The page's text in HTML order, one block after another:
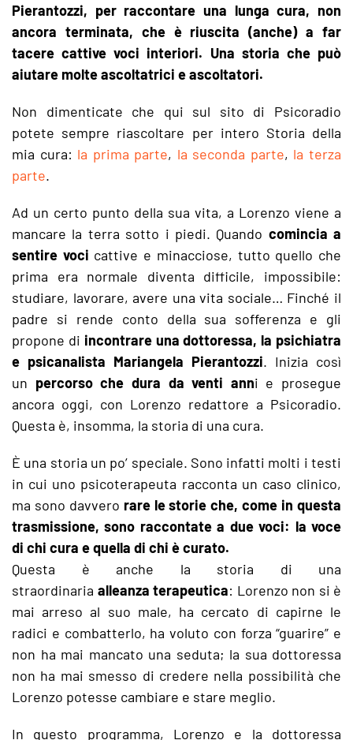
Pierantozzi, per raccontare una lunga cura, non
ancora terminata, che è riuscita (anche) a far
tacere cattive voci interiori. Una storia che può
aiutare molte ascoltatrici e ascoltatori.
Non dimenticate che qui sul sito di Psicoradio
potete sempre riascoltare per intero Storia della
mia cura: la prima parte, la seconda parte, la terza
parte.
Ad un certo punto della sua vita, a Lorenzo viene a
mancare la terra sotto i piedi. Quando comincia a
sentire voci cattive e minacciose, tutto quello che
prima era normale diventa difficile, impossibile:
studiare, lavorare, avere una vita sociale… Finché il
padre si rende conto della sua sofferenza e gli
propone di incontrare una dottoressa, la psichiatra
e psicanalista Mariangela Pierantozzi. Inizia così
un percorso che dura da venti anni e prosegue
ancora oggi, con Lorenzo redattore a Psicoradio.
Questa è, insomma, la storia di una cura.
È una storia un po’ speciale. Sono infatti molti i testi
in cui uno psicoterapeuta racconta un caso clinico,
ma sono davvero rare le storie che, come in questa
trasmissione, sono raccontate a due voci: la voce
di chi cura e quella di chi è curato.
Questa è anche la storia di una
straordinaria alleanza terapeutica: Lorenzo non si è
mai arreso al suo male, ha cercato di capirne le
radici e combatterlo, ha voluto con forza “guarire” e
non ha mai mancato una seduta; la sua dottoressa
non ha mai smesso di credere nella possibilità che
Lorenzo potesse cambiare e stare meglio.
In questo programma, Lorenzo e la dottoressa